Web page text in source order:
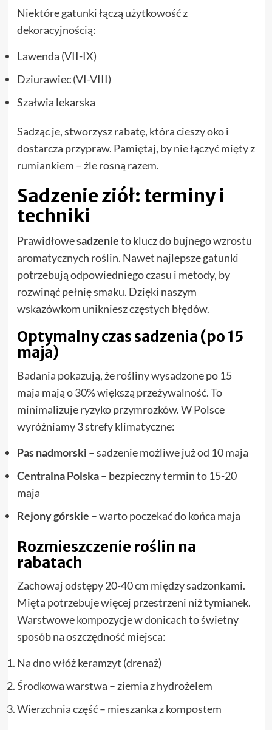
Niektóre gatunki łączą użytkowość z
dekoracyjnością:
Lawenda (VII-IX)
Dziurawiec (VI-VIII)
Szałwia lekarska
Sadząc je, stworzysz rabatę, która cieszy oko i
dostarcza przypraw. Pamiętaj, by nie łączyć mięty z
rumiankiem – źle rosną razem.
Sadzenie ziół: terminy i
techniki
Prawidłowesadzenieto klucz do bujnego wzrostu
aromatycznych roślin. Nawet najlepsze gatunki
potrzebują odpowiedniego czasu i metody, by
rozwinąć pełnię smaku. Dzięki naszym
wskazówkom unikniesz częstych błędów.
Optymalny czas sadzenia (po 15
maja)
Badania pokazują, że rośliny wysadzone po 15
maja mają o 30% większą przeżywalność. To
minimalizuje ryzyko przymrozków. W Polsce
wyróżniamy 3 strefy klimatyczne:
Pas nadmorski – sadzenie możliwe już od 10 maja
Centralna Polska– bezpieczny termin to 15-20
maja
Rejony górskie – warto poczekać do końca maja
Rozmieszczenie roślin na
rabatach
Zachowaj odstępy 20-40 cm między sadzonkami.
Mięta potrzebuje więcej przestrzeni niż tymianek.
Warstwowe kompozycje w donicach to świetny
sposób na oszczędność miejsca:
Na dno włóż keramzyt (drenaż)
Środkowa warstwa – ziemia z hydrożelem
Wierzchnia część – mieszanka z kompostem